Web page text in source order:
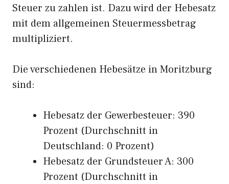
Steuer zu zahlen ist. Dazu wird der Hebesatz
mit dem allgemeinen Steuermessbetrag
multipliziert.
Die verschiedenen Hebesätze in Moritzburg
sind:
Hebesatz der Gewerbesteuer: 390
Prozent (Durchschnitt in
Deutschland: 0 Prozent)
Hebesatz der Grundsteuer A: 300
Prozent (Durchschnitt in